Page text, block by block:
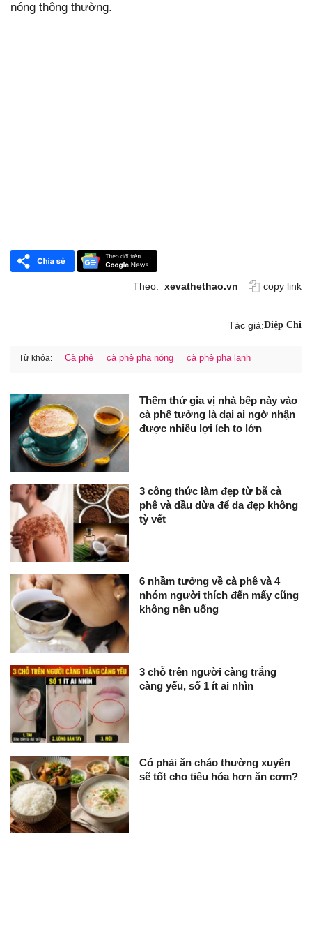
nóng thông thường.
Theo: xevathethao.vn copy link
Tác giả:Diệp Chi
Từ khóa: Cà phê cà phê pha nóng cà phê pha lạnh
Thêm thứ gia vị nhà bếp này vào
cà phê tưởng là dại ai ngờ nhận
được nhiều lợi ích to lớn
3 công thức làm đẹp từ bã cà
phê và dầu dừa để da đẹp không
tỳ vết
6 nhầm tưởng về cà phê và 4
nhóm người thích đến mấy cũng
không nên uống
3 chỗ trên người càng trắng
càng yếu, số 1 ít ai nhìn
Có phải ăn cháo thường xuyên
sẽ tốt cho tiêu hóa hơn ăn cơm?